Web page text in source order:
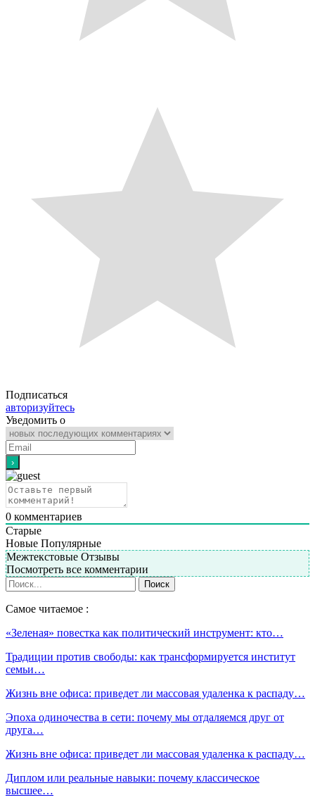
Подписаться
авторизуйтесь
Уведомить о
0 комментариев
Старые
Новые Популярные
Межтекстовые Отзывы
Посмотреть все комментарии
Самое читаемое :
«Зеленая» повестка как политический инструмент: кто…
Традиции против свободы: как трансформируется институт
семьи…
Жизнь вне офиса: приведет ли массовая удаленка к распаду…
Эпоха одиночества в сети: почему мы отдаляемся друг от
друга…
Жизнь вне офиса: приведет ли массовая удаленка к распаду…
Диплом или реальные навыки: почему классическое
высшее…